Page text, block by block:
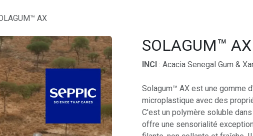
AX
SOLAGUM™ AX
INCI : Acacia Senegal Gum &
Solagum™ AX est une gomme
microplastique avec des
C'est un polymère soluble
offre une sensorialité